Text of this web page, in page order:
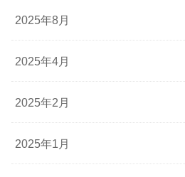
2025年8月
2025年4月
2025年2月
2025年1月